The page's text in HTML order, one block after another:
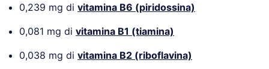
0,239 mg di vitamina B6 (piridossina)
0,081 mg di vitamina B1 (tiamina)
0,038 mg di vitamina B2 (riboflavina)